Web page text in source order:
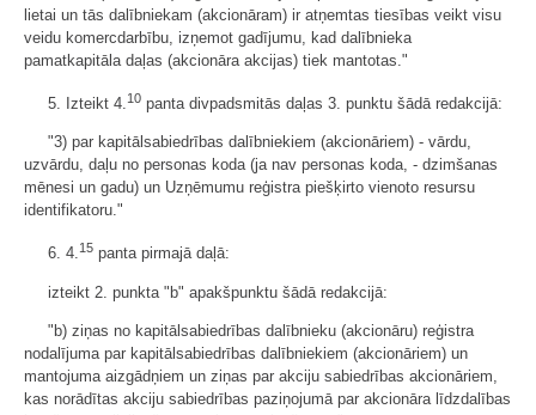
lietai un tās dalībniekam (akcionāram) ir atņemtas tiesības veikt visu
veidu komercdarbību, izņemot gadījumu, kad dalībnieka
pamatkapitāla daļas (akcionāra akcijas) tiek mantotas."
5. Izteikt 4.10 panta divpadsmitās daļas 3. punktu šādā redakcijā:
"3) par kapitālsabiedrības dalībniekiem (akcionāriem) - vārdu,
uzvārdu, daļu no personas koda (ja nav personas koda, - dzimšanas
mēnesi un gadu) un Uzņēmumu reģistra piešķirto vienoto resursu
identifikatoru."
6. 4.15 panta pirmajā daļā:
izteikt 2. punkta "b" apakšpunktu šādā redakcijā:
"b) ziņas no kapitālsabiedrības dalībnieku (akcionāru) reģistra
nodalījuma par kapitālsabiedrības dalībniekiem (akcionāriem) un
mantojuma aizgādņiem un ziņas par akciju sabiedrības akcionāriem,
kas norādītas akciju sabiedrības paziņojumā par akcionāra līdzdalības